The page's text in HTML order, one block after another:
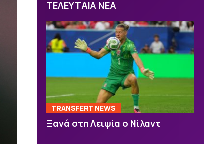
ΤΕΛΕΥΤΑΙΑ ΝΕΑ
TRANSFERT NEWS
Ξανά στη Λειψία ο Νίλαντ